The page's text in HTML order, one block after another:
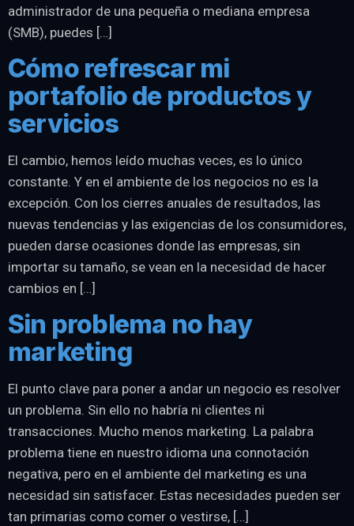
administrador de una pequeña o mediana empresa
(SMB), puedes […]
Cómo refrescar mi
portafolio de productos y
servicios
El cambio, hemos leído muchas veces, es lo único
constante. Y en el ambiente de los negocios no es la
excepción. Con los cierres anuales de resultados, las
nuevas tendencias y las exigencias de los consumidores,
pueden darse ocasiones donde las empresas, sin
importar su tamaño, se vean en la necesidad de hacer
cambios en […]
Sin problema no hay
marketing
El punto clave para poner a andar un negocio es resolver
un problema. Sin ello no habría ni clientes ni
transacciones. Mucho menos marketing. La palabra
problema tiene en nuestro idioma una connotación
negativa, pero en el ambiente del marketing es una
necesidad sin satisfacer. Estas necesidades pueden ser
tan primarias como comer o vestirse, […]